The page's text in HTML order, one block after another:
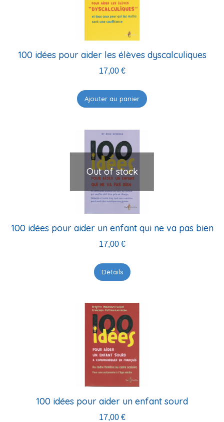
100 idées pour aider les élèves dyscalculiques
17,00 €
Ajouter au panier
Out of stock
100 idées pour aider un enfant qui ne va pas bien
17,00 €
Détails
100 idées pour aider un enfant sourd
17,00 €